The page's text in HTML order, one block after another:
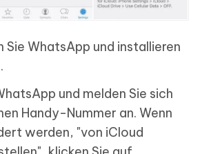
Sie WhatsApp und installieren
und melden Sie sich
Handy-Nummer an. Wenn
werden, "von iCloud